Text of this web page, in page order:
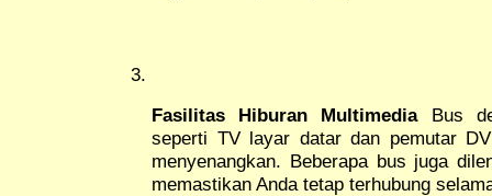
Fasilitas Hiburan MultimediaBus
seperti TV layar datar dan pemutar
menyenangkan. Beberapa bus juga
memastikan Anda tetap terhubung